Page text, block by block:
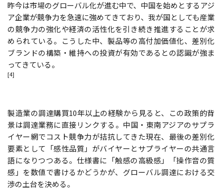
昨今は市場のグローバル化が進む中で、中国を始めとするアジ
ア企業が競争力を急速に強めてきており、我が国としても産業
の競争力の強化や経済の活性化を引き続き推進することが求
められている。こうした中、製品等の高付加価値化、差別化
ブランドの構築・維持への投資が有効であるとの認識が強ま
ってきている。
[4]
製造業の調達購買10年以上の経験から見ると、この政策的背
景は調達業務に直接リンクする。中国・東南アジアのサプラ
イヤー網でコスト競争力が拮抗してきた現在、最後の差別化
要素として「感性品質」がバイヤーとサプライヤーの共通言
語になりつつある。仕様書に「触感の高級感」「操作音の質
感」を数値で書けるかどうかが、グローバル調達における交
渉の土台を決める。